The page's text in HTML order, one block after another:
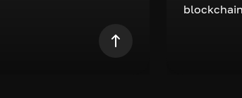
blockchain